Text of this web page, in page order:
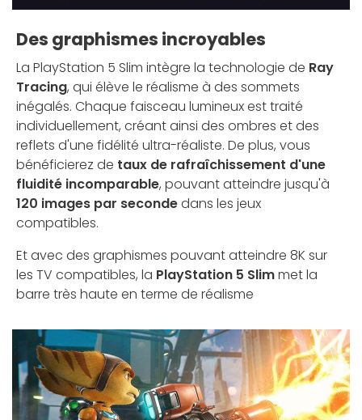
Des graphismes incroyables
La PlayStation 5 Slim intègre la technologie de Ray
Tracing, qui élève le réalisme à des sommets
inégalés. Chaque faisceau lumineux est traité
individuellement, créant ainsi des ombres et des
reflets d'une fidélité ultra-réaliste. De plus, vous
bénéficierez de taux de rafraîchissement d'une
fluidité incomparable, pouvant atteindre jusqu'à
120 images par secondedans les jeux
compatibles.
Et avec des graphismes pouvant atteindre 8K sur
les TV compatibles, la PlayStation 5 Slimmet la
barre très haute en terme de réalisme